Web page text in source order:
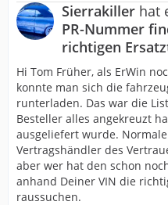
Sierrakiller hat
PR-Nummer
richtigen
Hi Tom Früher, als ErWin
konnte man sich die
runterladen. Das war die
Besteller alles angekreuzt
ausgeliefert wurde.
Vertragshändler des
aber wer hat den schon
anhand Deiner VIN die
raussuchen.